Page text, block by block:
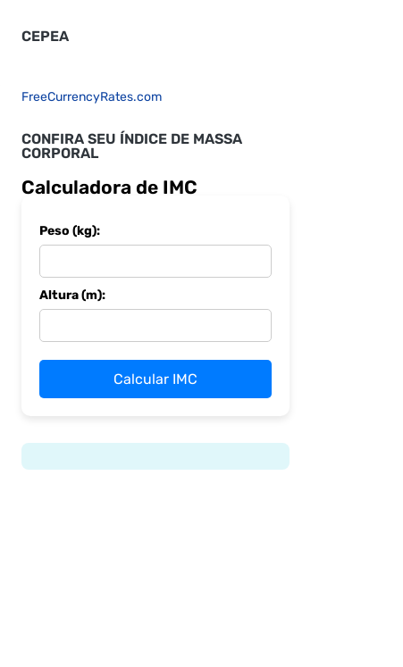
CEPEA
FreeCurrencyRates.com
CONFIRA SEU ÍNDICE DE MASSA
CORPORAL
Calculadora de IMC
Peso (kg):
Altura (m):
Calcular IMC